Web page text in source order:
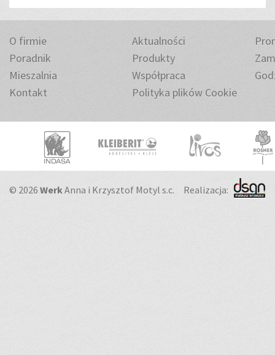
O firmie Aktualności
Poradnik
Produkty
Mieszalnia
Współpraca
Kontakt
Polityka plików Cookie
© 2026 WerkAnna i Krzysztof Motyl s.c. Realizacja: